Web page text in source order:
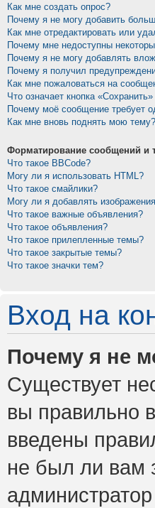
Как мне создать опрос?
Почему я не могу добавить
Как мне отредактировать или
Почему мне недоступны
Почему я не могу добавлять
Почему я получил
Как мне пожаловаться на
Что означает кнопка
Почему моё сообщение требует
Как мне вновь поднять мою тему?
Форматирование сообщений и
Что такое BBCode?
Могу ли я использовать HTML?
Что такое смайлики?
Могу ли я добавлять
Что такое важные объявления?
Что такое объявления?
Что такое прилепленные темы?
Что такое закрытые темы?
Что такое значки тем?
Вход на
Почему я не
Существует
вы правильно
введены
не был ли вам